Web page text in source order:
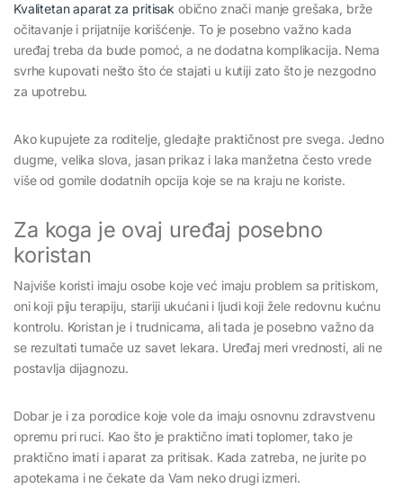
Kvalitetan aparat za pritisakobično znači manje grešaka, brže
očitavanje i prijatnije korišćenje. To je posebno važno kada
uređaj treba da bude pomoć, a ne dodatna komplikacija. Nema
svrhe kupovati nešto što će stajati u kutiji zato što je nezgodno
za upotrebu.
Ako kupujete za roditelje, gledajte praktičnost pre svega. Jedno
dugme, velika slova, jasan prikaz i laka manžetna često vrede
više od gomile dodatnih opcija koje se na kraju ne koriste.
Za koga je ovaj uređaj posebno
koristan
Najviše koristi imaju osobe koje već imaju problem sa pritiskom,
oni koji piju terapiju, stariji ukućani i ljudi koji žele redovnu kućnu
kontrolu. Koristan je i trudnicama, ali tada je posebno važno da
se rezultati tumače uz savet lekara. Uređaj meri vrednosti, ali ne
postavlja dijagnozu.
Dobar je i za porodice koje vole da imaju osnovnu zdravstvenu
opremu pri ruci. Kao što je praktično imati toplomer, tako je
praktično imati i aparat za pritisak. Kada zatreba, ne jurite po
apotekama i ne čekate da Vam neko drugi izmeri.